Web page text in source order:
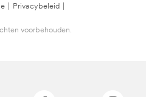
Privacybeleid
voorbehouden.